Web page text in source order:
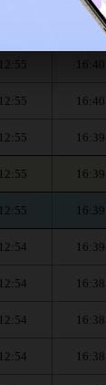
16:40
12:55 16:40
12:55 16:40
12:55 16:39
12:55 16:39
12:55 16:39
12:54 16:39
12:54 16:38
12:54 16:38
12:54 16:38